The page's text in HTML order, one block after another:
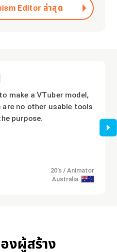
Editor ล่าสุด
make a VTuber model,
are no other usable tools
purpose.
20's / Animator
Australia
งผู้สร้าง